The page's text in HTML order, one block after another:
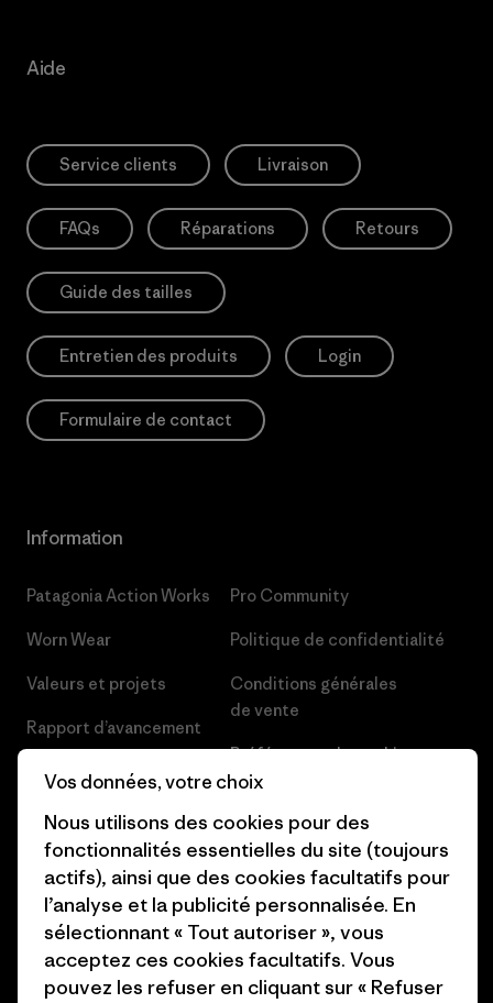
Aide
Service clients Livraison
FAQs Réparations Retours
Guide des tailles
Entretien des produits Login
Formulaire de contact
Information
Patagonia Action Works
Worn Wear
Valeurs et projets
Rapport d’avancement
Business Unusual
Objectifs climatiques
1% For The Planet
Comment nous finançons
Nos magasins
Pro Community
Politique de confidentialité
Conditions générales
de vente
Préférences de cookie
Presse et media
Industry program
Programme d’affiliation
Patagonia France Plan du site
Vos données, votre choix
Nous utilisons des cookies pour des
fonctionnalités essentielles du site (toujours
actifs), ainsi que des cookies facultatifs pour
l’analyse et la publicité personnalisée. En
sélectionnant « Tout autoriser », vous
acceptez ces cookies facultatifs. Vous
pouvez les refuser en cliquant sur « Refuser